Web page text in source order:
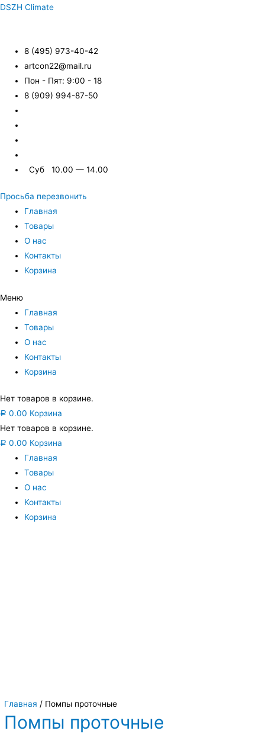
DSZH Climate
8 (495) 973-40-42
artcon22@mail.ru
Пон - Пят: 9:00 - 18
8 (909) 994-87-50
Суб 10.00 — 14.00
Просьба перезвонить
Главная
Товары
О нас
Контакты
Корзина
Меню
Главная
Товары
О нас
Контакты
Корзина
Нет товаров в корзине.
Р 0.00 Корзина
Нет товаров в корзине.
Р 0.00 Корзина
Главная
Товары
О нас
Контакты
Корзина
Главная / Помпы проточные
Помпы проточные